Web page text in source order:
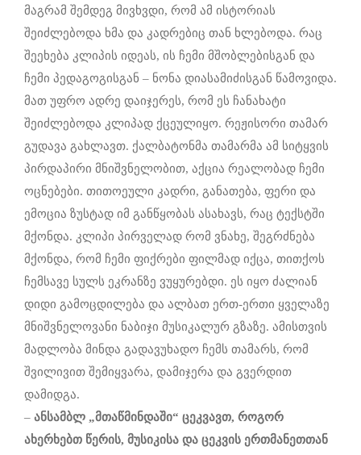
მაგრამ შემდეგ მივხვდი, რომ ამ ისტორიას
შეიძლებოდა ხმა და კადრებიც თან ხლებოდა. რაც
შეეხება კლიპის იდეას, ის ჩემი მშობლებისგან და
ჩემი პედაგოგისგან – ნონა დიასამიძისგან წამოვიდა.
მათ უფრო ადრე დაიჯერეს, რომ ეს ჩანახატი
შეიძლებოდა კლიპად ქცეულიყო. რეჟისორი თამარ
გუდავა გახლავთ. ქალბატონმა თამარმა ამ სიტყვის
პირდაპირი მნიშვნელობით, აქცია რეალობად ჩემი
ოცნებები. თითოეული კადრი, განათება, ფერი და
ემოცია ზუსტად იმ განწყობას ასახავს, რაც ტექსტში
მქონდა. კლიპი პირველად რომ ვნახე, შეგრძნება
მქონდა, რომ ჩემი ფიქრები ფილმად იქცა, თითქოს
ჩემსავე სულს ეკრანზე ვუყურებდი. ეს იყო ძალიან
დიდი გამოცდილება და ალბათ ერთ-ერთი ყველაზე
მნიშვნელოვანი ნაბიჯი მუსიკალურ გზაზე. ამისთვის
მადლობა მინდა გადავუხადო ჩემს თამარს, რომ
შვილივით შემიყვარა, დამიჯერა და გვერდით
დამიდგა.
– ანსამბლ „მთაწმინდაში“ ცეკვავთ, როგორ
ახერხებთ წერის, მუსიკისა და ცეკვის ერთმანეთთან